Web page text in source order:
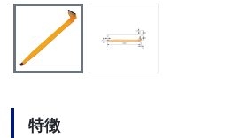
特徴